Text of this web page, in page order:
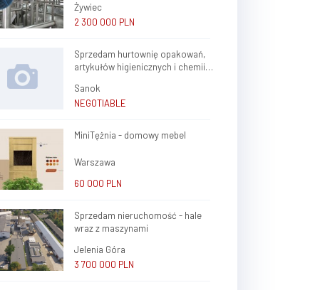
wspolpracy
Poszukuje zagranicznych inwestorów, grupy
stałej współpracy. Możliwość poprowadzenia przedstawicielstwa w Polsce czy wspólna
Żywiec
2 300 000 PLN
Sprzedam hurtownię opakowań,
artykułów higienicznych i chemii
Sanok
NEGOTIABLE
MiniTężnia - domowy mebel
Warszawa
60 000 PLN
Sprzedam nieruchomość - hale
wraz z maszynami
Jelenia Góra
3 700 000 PLN